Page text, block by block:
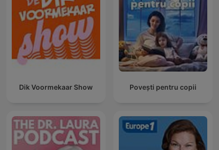
Dik Voormekaar Show Povești pentru copii